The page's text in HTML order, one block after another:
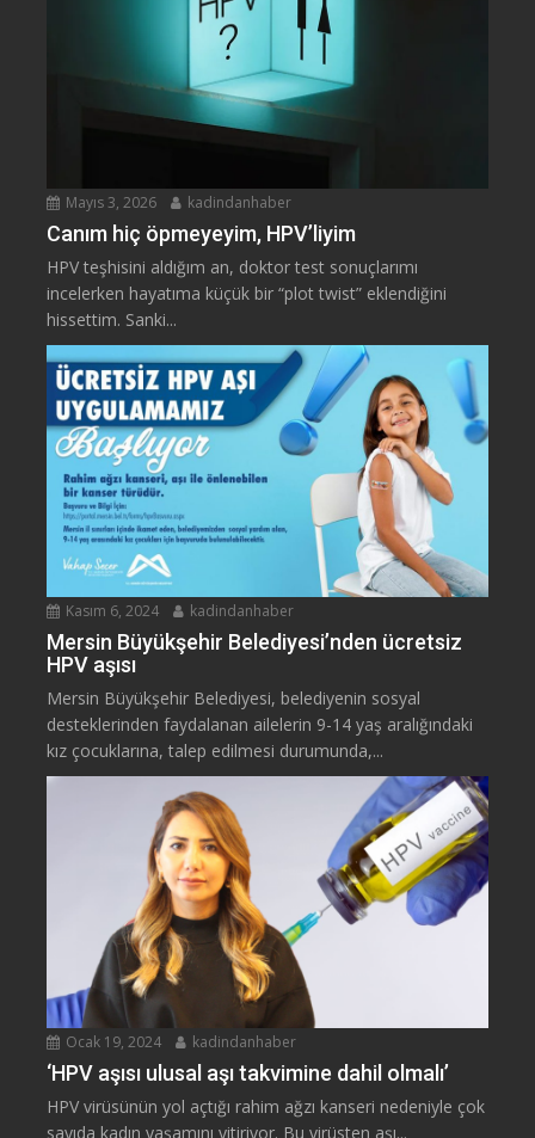
Mayıs 3, 2026 kadindanhaber
Canım hiç öpmeyeyim, HPV’liyim
HPV teşhisini aldığım an, doktor test sonuçlarımı
incelerken hayatıma küçük bir “plot twist” eklendiğini
hissettim. Sanki...
Kasım 6, 2024 kadindanhaber
Mersin Büyükşehir Belediyesi’nden ücretsiz
HPV aşısı
Mersin Büyükşehir Belediyesi, belediyenin sosyal
desteklerinden faydalanan ailelerin 9-14 yaş aralığındaki
kız çocuklarına, talep edilmesi durumunda,...
Ocak 19, 2024 kadindanhaber
‘HPV aşısı ulusal aşı takvimine dahil olmalı’
HPV virüsünün yol açtığı rahim ağzı kanseri nedeniyle çok
sayıda kadın yaşamını yitiriyor. Bu virüsten aşı...